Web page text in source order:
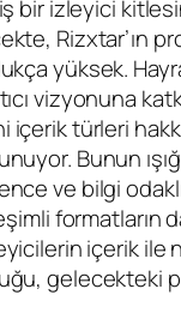
bir izleyici
Rizxtar’ın
yüksek.
vizyonuna
içerik türleri
Bunun
ve bilgi
formatların
içerik ile
gelecekteki